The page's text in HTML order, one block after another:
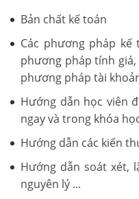
Bản chất kế toán
Các phương pháp
phương pháp tính
phương pháp tài
Hướng dẫn học viên
ngay và trong khóa
Hướng dẫn các kiến
Hướng dẫn soát xét,
nguyên lý ...